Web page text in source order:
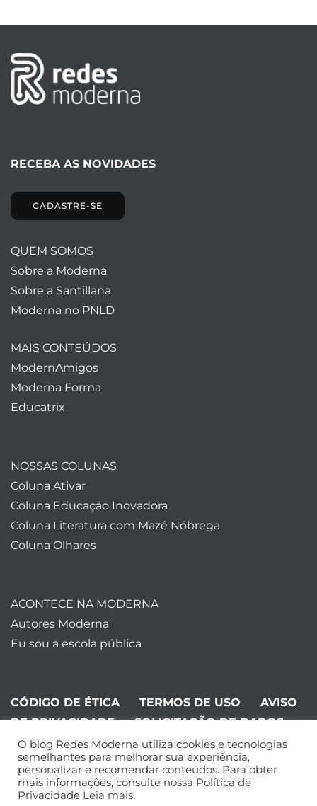
RECEBA AS NOVIDADES
CADASTRE-SE
QUEM SOMOS
Sobre a Moderna
Sobre a Santillana
Moderna no PNLD
MAIS CONTEÚDOS
ModernAmigos
Moderna Forma
Educatrix
NOSSAS COLUNAS
Coluna Ativar
Coluna Educação Inovadora
Coluna Literatura com Mazé Nóbrega
Coluna Olhares
ACONTECE NA MODERNA
Autores Moderna
Eu sou a escola pública
CÓDIGO DE ÉTICA TERMOS DE USO
AVISO
DE PRIVACIDADE
SOLICITAÇÃO DE DADOS
©Editora Moderna 2024. Todos os
direitos reservados.
O blog Redes Moderna utiliza cookies e tecnologias
semelhantes para melhorar sua experiência,
personalizar e recomendar conteúdos. Para obter
mais informações, consulte nossa Política de
Privacidade Leia mais.